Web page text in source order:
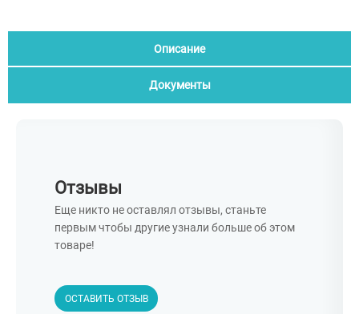
Описание
Документы
Отзывы
Еще никто не оставлял отзывы, станьте
первым чтобы другие узнали больше об этом
товаре!
ОСТАВИТЬ ОТЗЫВ